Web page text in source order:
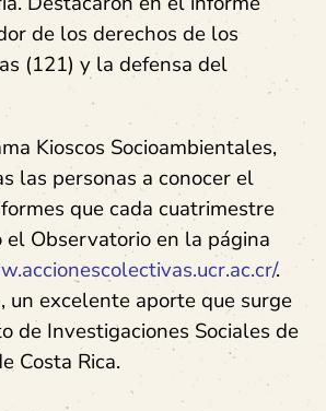
de los derechos de los
(121) y la defensa del
Kioscos Socioambientales,
las personas a conocer el
que cada cuatrimestre
Observatorio en la página
.
un excelente aporte que surge
de Investigaciones Sociales de
Costa Rica.